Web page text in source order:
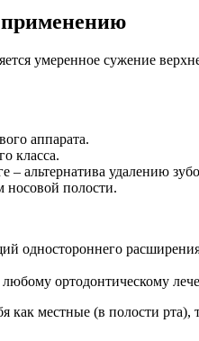
применению
умеренное сужение
аппарата.
класса.
– альтернатива удалению
носовой полости.
одностороннего
ортодонтическому
местные (в полости